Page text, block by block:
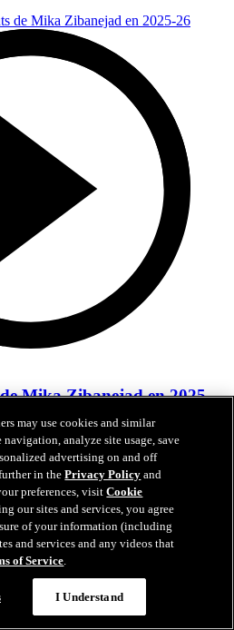
Mika Zibanejad en 2025-
inscrits par Mika Zibanejad la saison
may use cookies and similar
analyze site usage, save
advertising on and off
in thePrivacy Policy and
preferences, visitCookie
our sites and services, you agree
of your information (including
and services and any videos that
of Service.
I Understand